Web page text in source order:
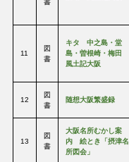
書
11
図
書
キタ 中之島・堂
島・曽根崎・梅田
風土記大阪
12
図
書
随想大阪繁盛録
13
図
書
大阪名所むかし案
内 絵とき「摂津名
所図会」